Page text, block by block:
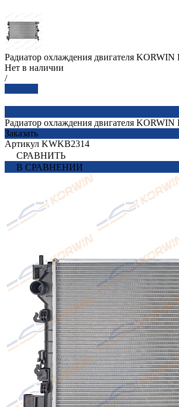
Радиатор охлаждения двигателя
Нет в наличии
/
Радиатор охлаждения двигателя
Заказать
Артикул KWKB2314
СРАВНИТЬ
В СРАВНЕНИИ